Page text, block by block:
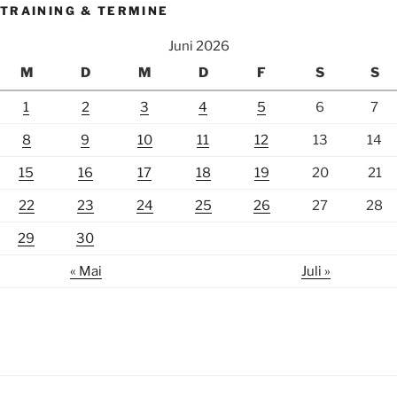
TRAINING & TERMINE
Juni 2026
M
D M D F S S
1 2 3 4 5 6 7
8 9 10 11 12 13 14
15 16 17 18 19 20 21
22 23 24 25 26 27 28
29 30
« Mai Juli »